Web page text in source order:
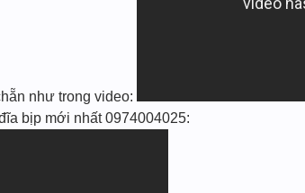
như trong video:
bịp mới nhất 0974004025: